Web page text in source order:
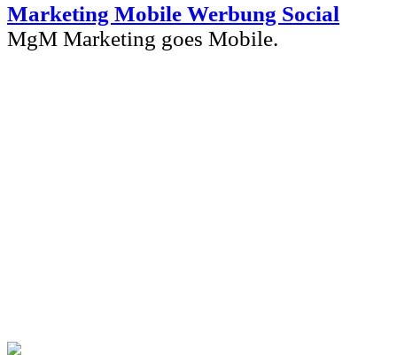
Marketing Mobile Werbung Social
MgM Marketing goes Mobile.